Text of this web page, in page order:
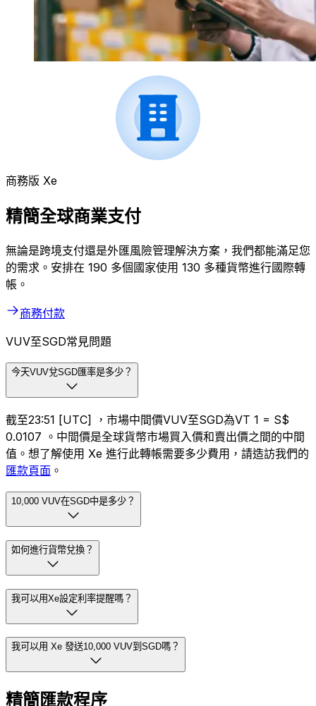
商務版 Xe
精簡全球商業支付
無論是跨境支付還是外匯風險管理解決方案，我們都能滿足您
的需求。安排在 190 多個國家使用 130 多種貨幣進行國際轉
帳。
商務付款
VUV至SGD常見問題
今天VUV兌SGD匯率是多少？
截至23:51 [UTC] ，市場中間價VUV至SGD為VT 1 = S$
0.0107 。中間價是全球貨幣市場買入價和賣出價之間的中間
值。想了解使用 Xe 進行此轉帳需要多少費用，請造訪我們的
匯款頁面 。
10,000 VUV在SGD中是多少？
如何進行貨幣兌換？
我可以用Xe設定利率提醒嗎？
我可以用 Xe 發送10,000 VUV到SGD嗎？
精簡匯款程序